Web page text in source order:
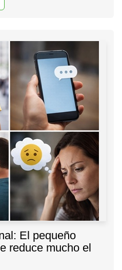
El pequeño
reduce mucho el